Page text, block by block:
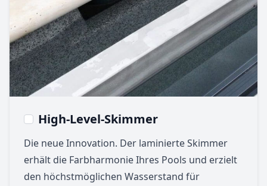
High-Level-Skimmer
Die neue Innovation. Der laminierte Skimmer
erhält die Farbharmonie Ihres Pools und erzielt
den höchstmöglichen Wasserstand für